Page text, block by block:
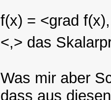
f(x) = <grad
<,> das
Was mir aber
dass aus